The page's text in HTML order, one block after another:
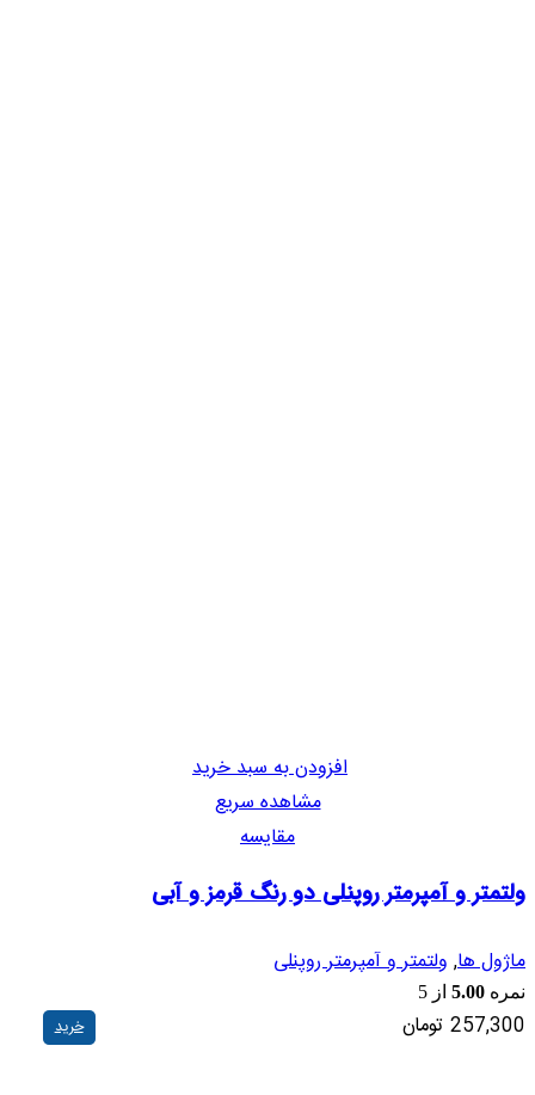
افزودن به سبد خرید
مشاهده سریع
مقایسه
ولتمتر و آمپرمتر روپنلی دو رنگ قرمز و آبی
ماژول ها, ولتمتر و آمپرمتر روپنلی
نمره 5.00 از 5
257,300 تومان خرید